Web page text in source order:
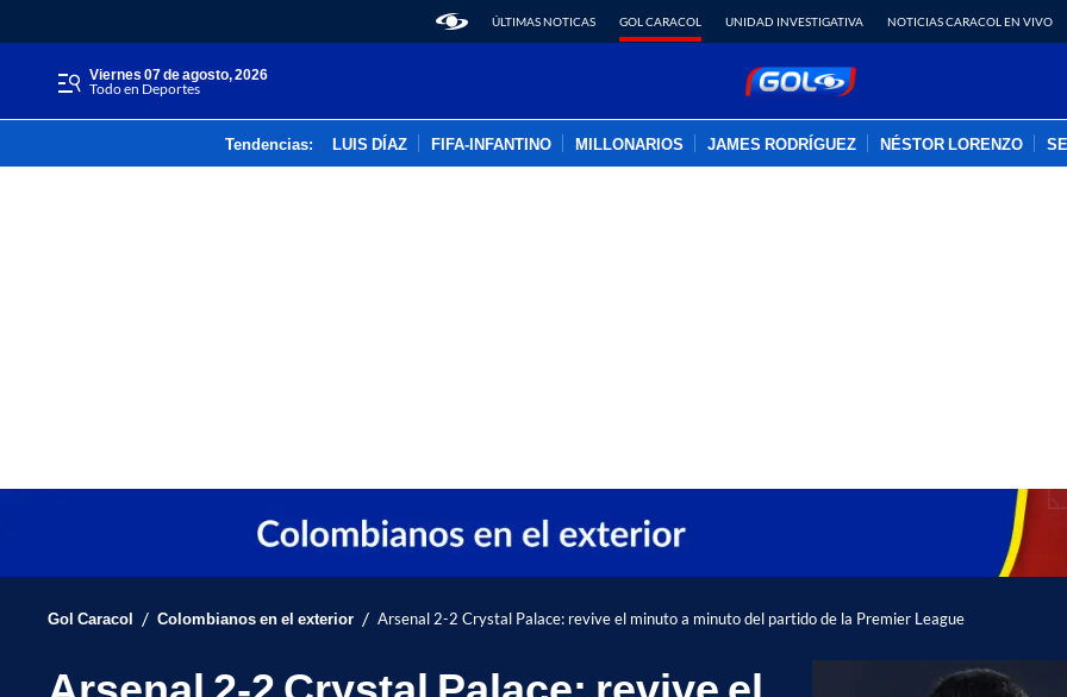
ÚLTIMAS NOTICAS GOL CARACOL UNIDAD INVESTIGATIVA NOTICIAS CARACOL EN VIVO
viernes 07 de agosto, 2026
Todo en Deportes
Tendencias: LUIS DÍAZ FIFA-INFANTINO MILLONARIOS JAMES RODRÍGUEZ NÉSTOR LORENZO
Gol Caracol / Colombianos en el exterior / Arsenal 2-2 Crystal Palace: revive el minuto a minuto del partido de la Premier League